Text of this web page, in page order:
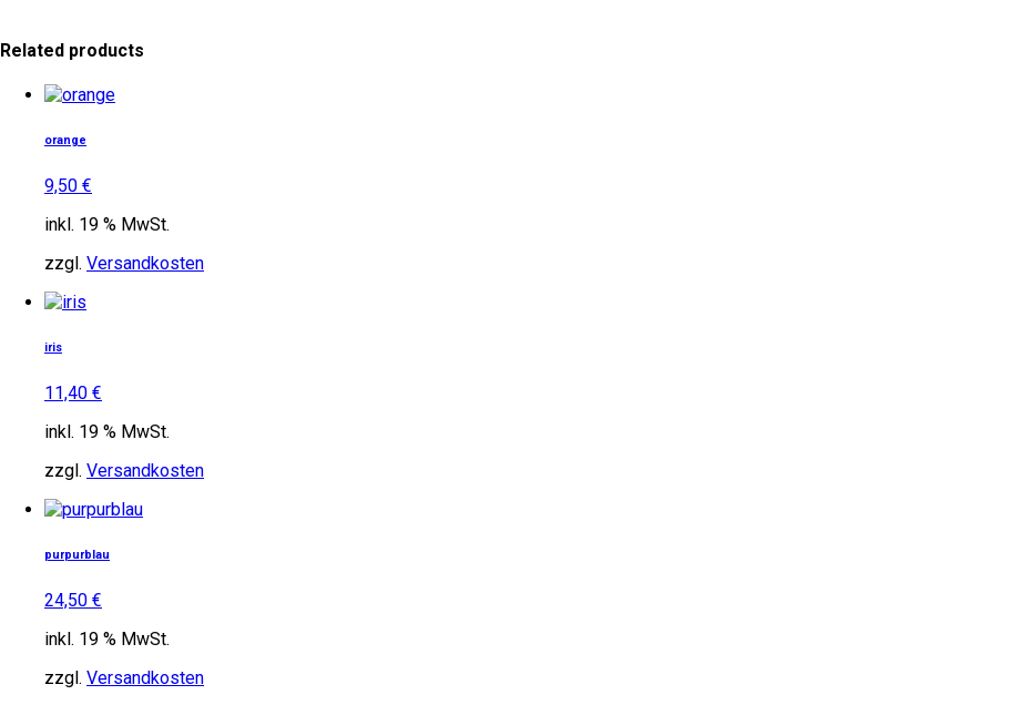
Related products
orange
9,50 €
inkl. 19 % MwSt.
zzgl. Versandkosten
iris
11,40 €
inkl. 19 % MwSt.
zzgl. Versandkosten
purpurblau
24,50 €
inkl. 19 % MwSt.
zzgl. Versandkosten